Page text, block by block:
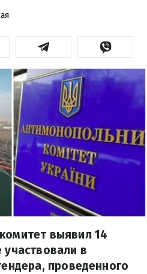
выявил 14
в
проведенного